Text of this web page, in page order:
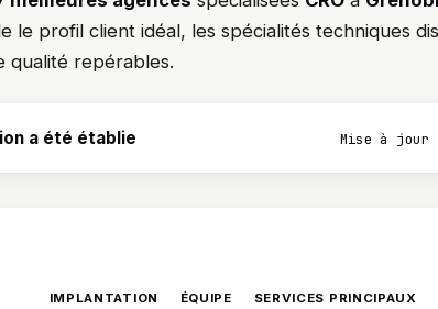
le profil client idéal, les spécialités techniques
qualité repérables.
a été établie Mise à
IMPLANTATION ÉQUIPE SERVICES PRINCIPAUX